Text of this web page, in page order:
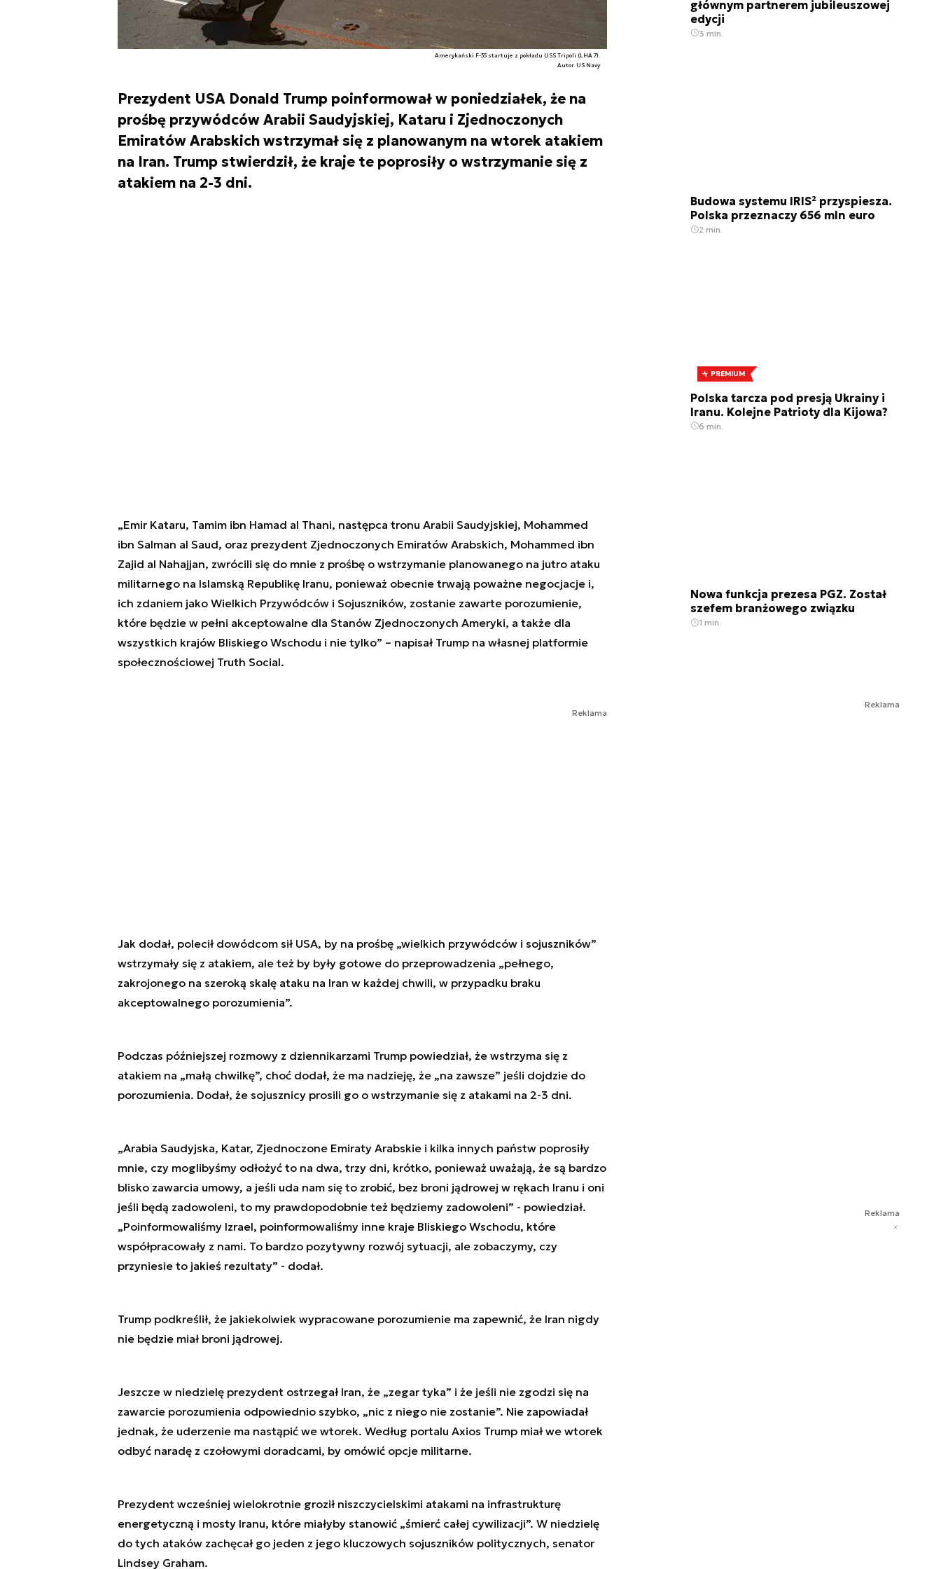
Amerykański F-35 startuje z pokładu USS Tripoli (LHA 7).
Autor. US Navy
Prezydent USA Donald Trump poinformował w poniedziałek, że na
prośbę przywódców Arabii Saudyjskiej, Kataru i Zjednoczonych
Emiratów Arabskich wstrzymał się z planowanym na wtorek atakiem
na Iran. Trump stwierdził, że kraje te poprosiły o wstrzymanie się z
atakiem na 2-3 dni.
„Emir Kataru, Tamim ibn Hamad al Thani, następca tronu Arabii Saudyjskiej, Mohammed
ibn Salman al Saud, oraz prezydent Zjednoczonych Emiratów Arabskich, Mohammed ibn
Zajid al Nahajjan, zwrócili się do mnie z prośbę o wstrzymanie planowanego na jutro ataku
militarnego na Islamską Republikę Iranu, ponieważ obecnie trwają poważne negocjacje i,
ich zdaniem jako Wielkich Przywódców i Sojuszników, zostanie zawarte porozumienie,
które będzie w pełni akceptowalne dla Stanów Zjednoczonych Ameryki, a także dla
wszystkich krajów Bliskiego Wschodu i nie tylko” – napisał Trump na własnej platformie
społecznościowej Truth Social.
Reklama
Jak dodał, polecił dowódcom sił USA, by na prośbę „wielkich przywódców i sojuszników”
wstrzymały się z atakiem, ale też by były gotowe do przeprowadzenia „pełnego,
zakrojonego na szeroką skalę ataku na Iran w każdej chwili, w przypadku braku
akceptowalnego porozumienia”.
Podczas późniejszej rozmowy z dziennikarzami Trump powiedział, że wstrzyma się z
atakiem na „małą chwilkę”, choć dodał, że ma nadzieję, że „na zawsze” jeśli dojdzie do
porozumienia. Dodał, że sojusznicy prosili go o wstrzymanie się z atakami na 2-3 dni.
„Arabia Saudyjska, Katar, Zjednoczone Emiraty Arabskie i kilka innych państw poprosiły
mnie, czy moglibyśmy odłożyć to na dwa, trzy dni, krótko, ponieważ uważają, że są bardzo
blisko zawarcia umowy, a jeśli uda nam się to zrobić, bez broni jądrowej w rękach Iranu i oni
jeśli będą zadowoleni, to my prawdopodobnie też będziemy zadowoleni” - powiedział.
„Poinformowaliśmy Izrael, poinformowaliśmy inne kraje Bliskiego Wschodu, które
współpracowały z nami. To bardzo pozytywny rozwój sytuacji, ale zobaczymy, czy
przyniesie to jakieś rezultaty” - dodał.
Trump podkreślił, że jakiekolwiek wypracowane porozumienie ma zapewnić, że Iran nigdy
nie będzie miał broni jądrowej.
Jeszcze w niedzielę prezydent ostrzegał Iran, że „zegar tyka” i że jeśli nie zgodzi się na
zawarcie porozumienia odpowiednio szybko, „nic z niego nie zostanie”. Nie zapowiadał
jednak, że uderzenie ma nastąpić we wtorek. Według portalu Axios Trump miał we wtorek
odbyć naradę z czołowymi doradcami, by omówić opcje militarne.
Prezydent wcześniej wielokrotnie groził niszczycielskimi atakami na infrastrukturę
energetyczną i mosty Iranu, które miałyby stanowić „śmierć całej cywilizacji”. W niedzielę
do tych ataków zachęcał go jeden z jego kluczowych sojuszników politycznych, senator
Lindsey Graham.
głównym partnerem jubileuszowej
edycji
3 min.
Budowa systemu IRIS² przyspiesza.
Polska przeznaczy 656 mln euro
2 min.
PREMIUM
Polska tarcza pod presją Ukrainy i
Iranu. Kolejne Patrioty dla Kijowa?
6 min.
Nowa funkcja prezesa PGZ. Został
szefem branżowego związku
1 min.
Reklama
Reklama